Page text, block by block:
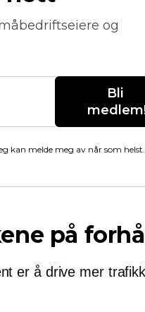
og
Bli
kan melde meg av når som helst.
på
er å drive mer trafikk